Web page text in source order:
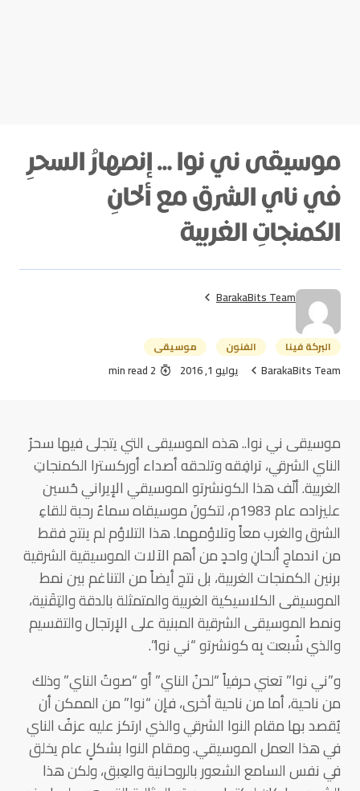
موسيقى ني نوا … إنصهارُ السحرِ
في ناي الشرق مع ألحانِ
الكمنجاتِ الغربية
BarakaBits Team
البركة فينا الفنون موسيقى
BarakaBits Team يوليو 1, 2016 2 min read
موسيقى ني نوا.. هذه الموسيقى التي يتجلى فيها سحرُ
الناي الشرقي، ترافِقه وتلحقه أصداء أوركسترا الكمنجاتِ
الغربية. ألّف هذا الكونشرتو الموسيقي الإيراني حُسين
عليزاده عام 1983م، لتكونَ موسيقاه سماءٌ رحبة للقاءِ
الشرق والغرب معاً وتلاؤمهما. هذا التلاؤم لم ينتج فقط
من اندماجِ ألحانِ واحدٍ من أهم الآلات الموسيقية الشرقية
برنين الكمنجات الغربية، بل نتج أيضاً من التناغم بين نمط
الموسيقى الكلاسيكية الغربية والمتمثلة بالدقة والتِقَنية،
ونمط الموسيقى الشرقية المبنية على الإرتجال والتقسيم
والذي شُبعت بِه كونشرتو “ني نوا”.
و”ني نوا” تعني حرفياً “لحنُ الناي” أو “صوتُ الناي” وذلك
من ناحية، أما من ناحية أخرى، فإن “نوا” من الممكن أن
يُقصد بها مقام النوا الشرقي والذي ارتكز عليه عزفُ الناي
في هذا العمل الموسيقي. ومقام النوا بشكلٍ عام يخلق
في نفس السامع الشعور بالروحانية والعِبق، ولكن هذا